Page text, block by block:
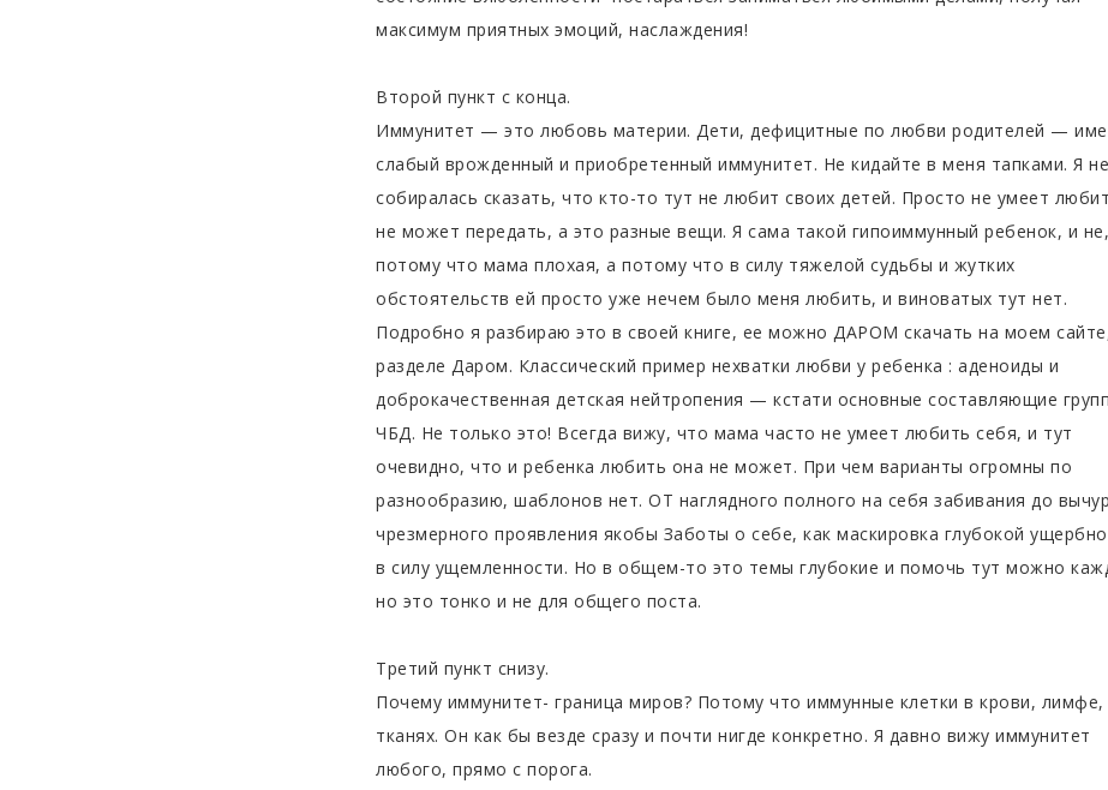
максимум приятных эмоций, наслаждения!
Второй пункт с конца.
Иммунитет — это любовь материи. Дети, дефицитные по любви родителей —
слабый врожденный и приобретенный иммунитет. Не кидайте в меня тапками. Я не
собиралась сказать, что кто-то тут не любит своих детей. Просто не умеет
не может передать, а это разные вещи. Я сама такой гипоиммунный ребенок, и не,
потому что мама плохая, а потому что в силу тяжелой судьбы и жутких
обстоятельств ей просто уже нечем было меня любить, и виноватых тут нет.
Подробно я разбираю это в своей книге, ее можно ДАРОМ скачать на моем
разделе Даром. Классический пример нехватки любви у ребенка : аденоиды и
доброкачественная детская нейтропения — кстати основные составляющие
ЧБД. Не только это! Всегда вижу, что мама часто не умеет любить себя, и тут
очевидно, что и ребенка любить она не может. При чем варианты огромны по
разнообразию, шаблонов нет. ОТ наглядного полного на себя забивания до
чрезмерного проявления якобы Заботы о себе, как маскировка глубокой
в силу ущемленности. Но в общем-то это темы глубокие и помочь тут можно
но это тонко и не для общего поста.
Третий пункт снизу.
Почему иммунитет- граница миров? Потому что иммунные клетки в крови, лимфе,
тканях. Он как бы везде сразу и почти нигде конкретно. Я давно вижу иммунитет
любого, прямо с порога.